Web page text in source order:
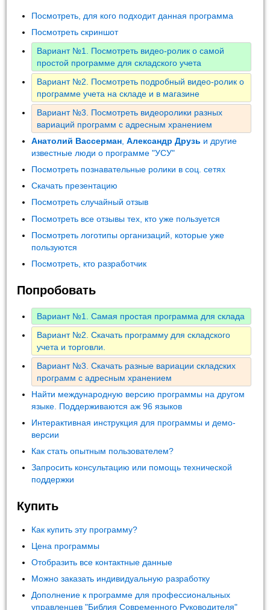
Посмотреть, для кого подходит данная программа
Посмотреть скриншот
Вариант №1. Посмотреть видео-ролик о самой
простой программе для складского учета
Вариант №2. Посмотреть подробный видео-ролик о
программе учета на складе и в магазине
Вариант №3. Посмотреть видеоролики разных
вариаций программ с адресным хранением
Анатолий Вассерман ,Александр Друзь и другие
известные люди о программе "УСУ"
Посмотреть познавательные ролики в соц. сетях
Скачать презентацию
Посмотреть случайный отзыв
Посмотреть все отзывы тех, кто уже пользуется
Посмотреть логотипы организаций, которые уже
пользуются
Посмотреть, кто разработчик
Попробовать
Вариант №1. Самая простая программа для склада
Вариант №2. Скачать программу для складского
учета и торговли.
Вариант №3. Скачать разные вариации складских
программ с адресным хранением
Найти международную версию программы на другом
языке. Поддерживаются аж 96 языков
Интерактивная инструкция для программы и демо-
версии
Как стать опытным пользователем?
Запросить консультацию или помощь технической
поддержки
Купить
Как купить эту программу?
Цена программы
Отобразить все контактные данные
Можно заказать индивидуальную разработку
Дополнение к программе для профессиональных
управленцев "Библия Современного Руководителя"